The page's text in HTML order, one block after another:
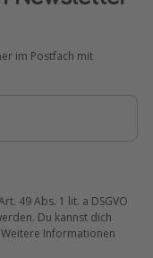
im Postfach mit
49 Abs. 1 lit. a DSGVO
Du kannst dich
Informationen